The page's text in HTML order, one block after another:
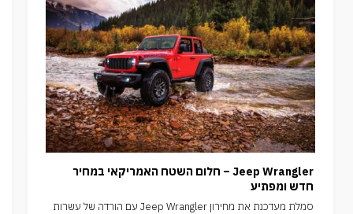
Jeep Wrangler – חלום השטח האמריקאי במחיר
חדש ומפתיע
סמלת מעדכנת את מחירון Jeep Wrangler עם הורדה של עשרות